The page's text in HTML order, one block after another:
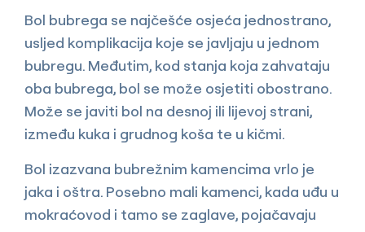
Bol bubrega se najčešće osjeća jednostrano,
usljed komplikacija koje se javljaju u jednom
bubregu. Međutim, kod stanja koja zahvataju
oba bubrega, bol se može osjetiti obostrano.
Može se javiti bol na desnoj ili lijevoj strani,
između kuka i grudnog koša te u kičmi.
Bol izazvana bubrežnim kamencima vrlo je
jaka i oštra. Posebno mali kamenci, kada uđu u
mokraćovod i tamo se zaglave, pojačavaju